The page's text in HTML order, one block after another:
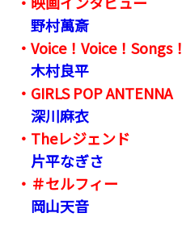
野村萬斎
・Voice！Voice！Songs！
木村良平
・GIRLS POP ANTENNA
深川麻衣
・Theレジェンド
片平なぎさ
・＃セルフィー
岡山天音